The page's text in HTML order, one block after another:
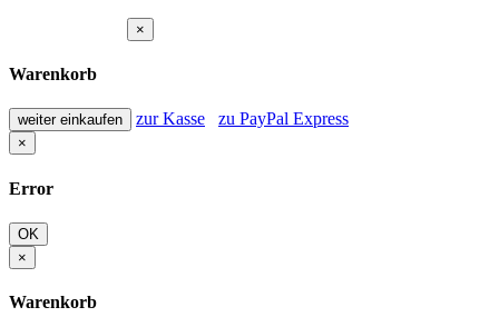
×
Warenkorb
weiter einkaufen zur Kasse zu PayPal Express
×
Error
OK
×
Warenkorb